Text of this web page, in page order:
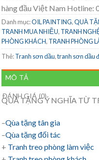
hàng đầu Việt Nam Hotline:
Danh mục:OIL PAINTING,QUÀ
TRANH MUA NHIỀU, TRANH
PHÒNG KHÁCH, TRANH PHÒNG
Thẻ:Tranh sơn dầu,tranh sơn dầu
MÔ TẢ
ĐÁNH GIÁ (0)
QUÀ TẶNG Ý NGHĨA TỪ
–Qùa tặng tân gia
–Qùa tặng đối tác
+ Tranh treo phòng làm việc